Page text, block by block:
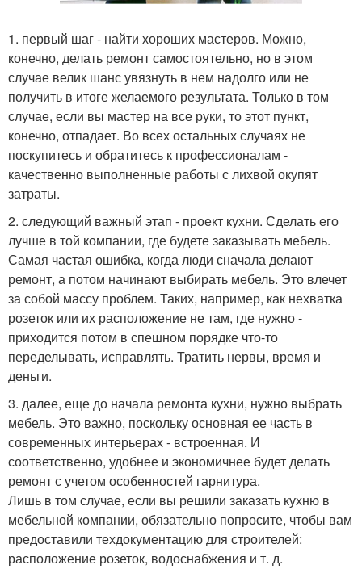
1. первый шаг - найти хороших мастеров. Можно,
конечно, делать ремонт самостоятельно, но в этом
случае велик шанс увязнуть в нем надолго или не
получить в итоге желаемого результата. Только в том
случае, если вы мастер на все руки, то этот пункт,
конечно, отпадает. Во всех остальных случаях не
поскупитесь и обратитесь к профессионалам -
качественно выполненные работы с лихвой окупят
затраты.
2. следующий важный этап - проект кухни. Сделать его
лучше в той компании, где будете заказывать мебель.
Самая частая ошибка, когда люди сначала делают
ремонт, а потом начинают выбирать мебель. Это влечет
за собой массу проблем. Таких, например, как нехватка
розеток или их расположение не там, где нужно -
приходится потом в спешном порядке что-то
переделывать, исправлять. Тратить нервы, время и
деньги.
3. далее, еще до начала ремонта кухни, нужно выбрать
мебель. Это важно, поскольку основная ее часть в
современных интерьерах - встроенная. И
соответственно, удобнее и экономичнее будет делать
ремонт с учетом особенностей гарнитура.
Лишь в том случае, если вы решили заказать кухню в
мебельной компании, обязательно попросите, чтобы вам
предоставили техдокументацию для строителей:
расположение розеток, водоснабжения и т. д.